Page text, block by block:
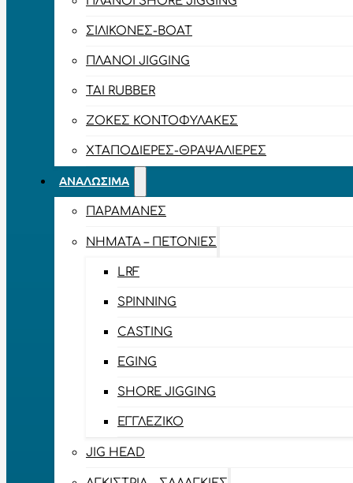
ΣΙΛΙΚΌΝΕΣ-BOAT
ΠΛΆΝΟΙ JIGGING
TAI RUBBER
ΖΌΚΕΣ ΚΟΝΤΟΦΎΛΑΚΕΣ
ΧΤΑΠΟΔΙΈΡΕΣ-ΘΡΑΨΑΛΙΈΡΕΣ
ΑΝΑΛΏΣΙΜΑ
ΠΑΡΑΜΆΝΕΣ
ΝΉΜΑΤΑ – ΠΕΤΟΝΙΈΣ
LRF
SPINNING
CASTING
EGING
SHORE JIGGING
ΕΓΓΛΈΖΙΚΟ
JIG HEAD